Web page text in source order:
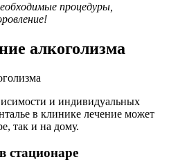
процедуры,
алкоголизма
и индивидуальных
в клинике лечение может
так и на дому.
стационаре